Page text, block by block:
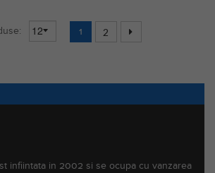
1 2
infiintata in 2002 si se ocupa cu vanzarea